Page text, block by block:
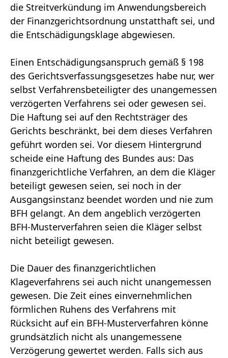
die Streitverkündung im Anwendungsbereich
der Finanzgerichtsordnung unstatthaft sei, und
die Entschädigungsklage abgewiesen.
Einen Entschädigungsanspruch gemäß § 198
des Gerichtsverfassungsgesetzes habe nur, wer
selbst Verfahrensbeteiligter des unangemessen
verzögerten Verfahrens sei oder gewesen sei.
Die Haftung sei auf den Rechtsträger des
Gerichts beschränkt, bei dem dieses Verfahren
geführt worden sei. Vor diesem Hintergrund
scheide eine Haftung des Bundes aus: Das
finanzgerichtliche Verfahren, an dem die Kläger
beteiligt gewesen seien, sei noch in der
Ausgangsinstanz beendet worden und nie zum
BFH gelangt. An dem angeblich verzögerten
BFH-Musterverfahren seien die Kläger selbst
nicht beteiligt gewesen.
Die Dauer des finanzgerichtlichen
Klageverfahrens sei auch nicht unangemessen
gewesen. Die Zeit eines einvernehmlichen
förmlichen Ruhens des Verfahrens mit
Rücksicht auf ein BFH-Musterverfahren könne
grundsätzlich nicht als unangemessene
Verzögerung gewertet werden. Falls sich aus